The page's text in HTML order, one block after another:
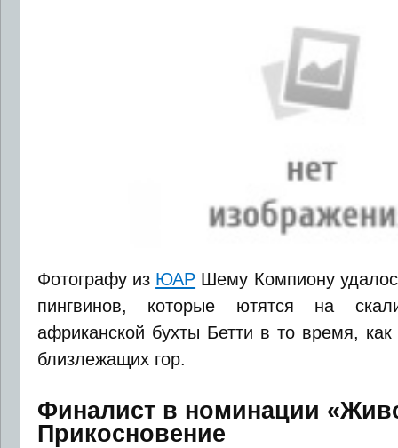
Фотографу из ЮАР Шему Компиону
пингвинов, которые ютятся на
африканской бухты Бетти в то время, как
близлежащих гор.
Финалист в номинации
Прикосновение